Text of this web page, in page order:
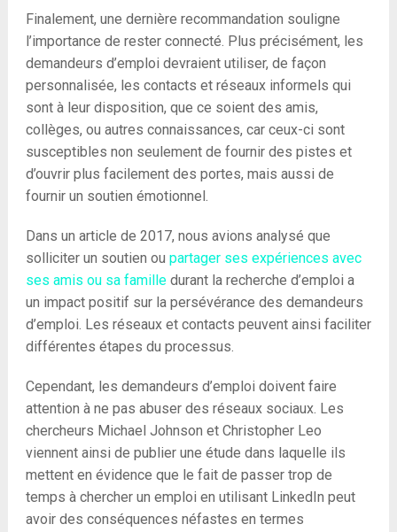
Finalement, une dernière recommandation souligne
l’importance de rester connecté. Plus précisément, les
demandeurs d’emploi devraient utiliser, de façon
personnalisée, les contacts et réseaux informels qui
sont à leur disposition, que ce soient des amis,
collèges, ou autres connaissances, car ceux-ci sont
susceptibles non seulement de fournir des pistes et
d’ouvrir plus facilement des portes, mais aussi de
fournir un soutien émotionnel.
Dans un article de 2017, nous avions analysé que
solliciter un soutien ou partager ses expériences avec
ses amis ou sa familledurant la recherche d’emploi a
un impact positif sur la persévérance des demandeurs
d’emploi. Les réseaux et contacts peuvent ainsi faciliter
différentes étapes du processus.
Cependant, les demandeurs d’emploi doivent faire
attention à ne pas abuser des réseaux sociaux. Les
chercheurs Michael Johnson et Christopher Leo
viennent ainsi de publier une étude dans laquelle ils
mettent en évidence que le fait de passer trop de
temps à chercher un emploi en utilisant LinkedIn peut
avoir des conséquences néfastes en termes